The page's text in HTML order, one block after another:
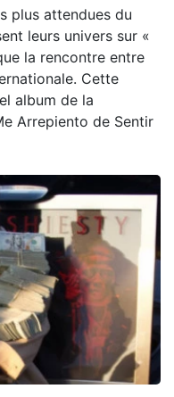
plus attendues du
leurs univers sur «
la rencontre entre
Cette
album de la
Arrepiento de Sentir